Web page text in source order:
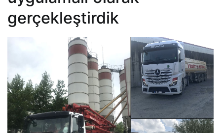
gerçekleştirdik